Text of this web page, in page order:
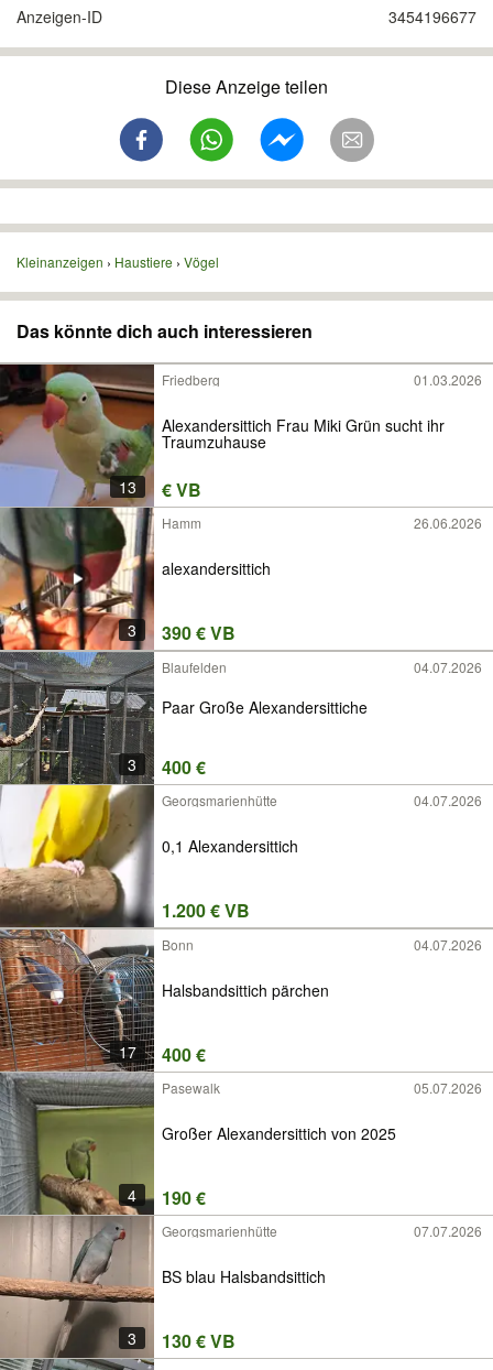
Anzeigen-ID 3454196677
Diese Anzeige teilen
Kleinanzeigen Haustiere Vögel
Das könnte dich auch interessieren
13
Friedberg 01.03.2026
Alexandersittich Frau Miki Grün sucht ihr
Traumzuhause
€ VB
3
Hamm 26.06.2026
alexandersittich
390 € VB
3
Blaufelden 04.07.2026
Paar Große Alexandersittiche
400 €
Georgsmarienhütte 04.07.2026
0,1 Alexandersittich
1.200 € VB
17
Bonn 04.07.2026
Halsbandsittich pärchen
400 €
4
Pasewalk 05.07.2026
Großer Alexandersittich von 2025
190 €
3
Georgsmarienhütte 07.07.2026
BS blau Halsbandsittich
130 € VB